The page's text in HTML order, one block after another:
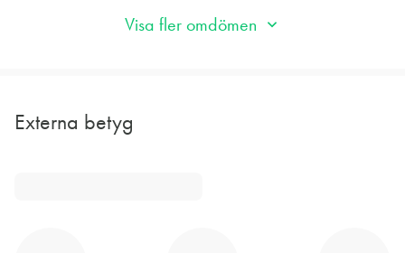
Visa fler omdömen
Externa betyg